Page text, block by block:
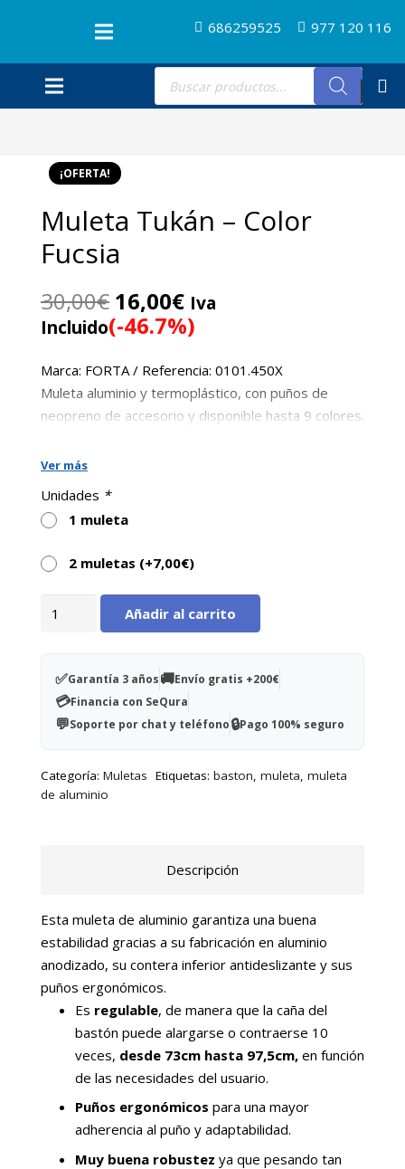
686259525 977 120 116
Búsqueda
productos
¡OFERTA!
Muleta Tukán – Color
Fucsia
30,00€ El
precio
original
era:
30,00€.
16,00€El
precio
actual
es:
16,00€.
Iva
Incluido(-46.7%)
Marca: FORTA / Referencia: 0101.450X
Muleta aluminio y termoplástico, con puños de
neopreno de accesorio y disponible hasta 9 colores.
Ver más
Unidades *
1 muleta
2 muletas (+7,00€)
Color
Fucsia
cantidad
Añadir al carrito
✅Garantía 3 años🚚Envío gratis +200€
💳Financia con SeQura
💬Soporte por chat y teléfono🔒Pago 100% seguro
Categoría: Muletas Etiquetas: baston muleta muleta
de aluminio
Descripción
Esta muleta de aluminio garantiza una buena
estabilidad gracias a su fabricación en aluminio
anodizado, su contera inferior antideslizante y sus
puños ergonómicos.
Es regulable, de manera que la caña del
bastón puede alargarse o contraerse 10
veces, desde 73cm hasta 97,5cm,en función
de las necesidades del usuario.
Puños ergonómicos para una mayor
adherencia al puño y adaptabilidad.
Muy buena robustez ya que pesando tan